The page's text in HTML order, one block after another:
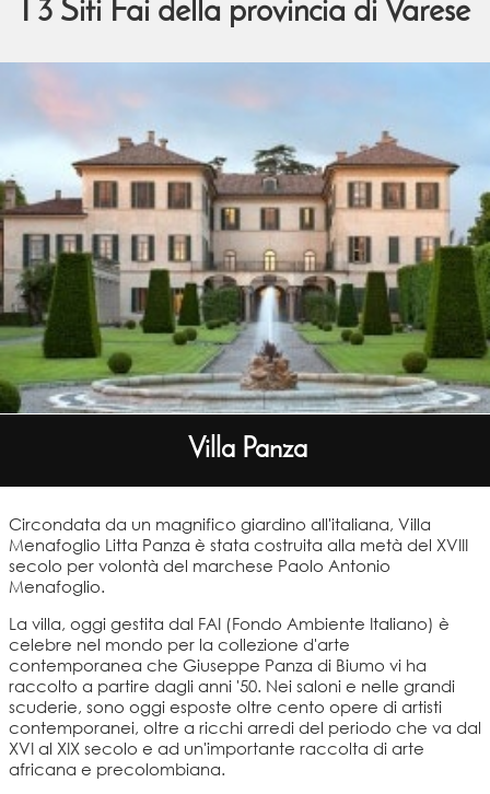
I 3 Siti Fai della provincia di Varese
Villa Panza
Circondata da un magnifico giardino all'italiana, Villa
Menafoglio Litta Panza è stata costruita alla metà del XVIII
secolo per volontà del marchese Paolo Antonio
Menafoglio.
La villa, oggi gestita dal FAI (Fondo Ambiente Italiano) è
celebre nel mondo per la collezione d'arte
contemporanea che Giuseppe Panza di Biumo vi ha
raccolto a partire dagli anni '50. Nei saloni e nelle grandi
scuderie, sono oggi esposte oltre cento opere di artisti
contemporanei, oltre a ricchi arredi del periodo che va dal
XVI al XIX secolo e ad un'importante raccolta di arte
africana e precolombiana.